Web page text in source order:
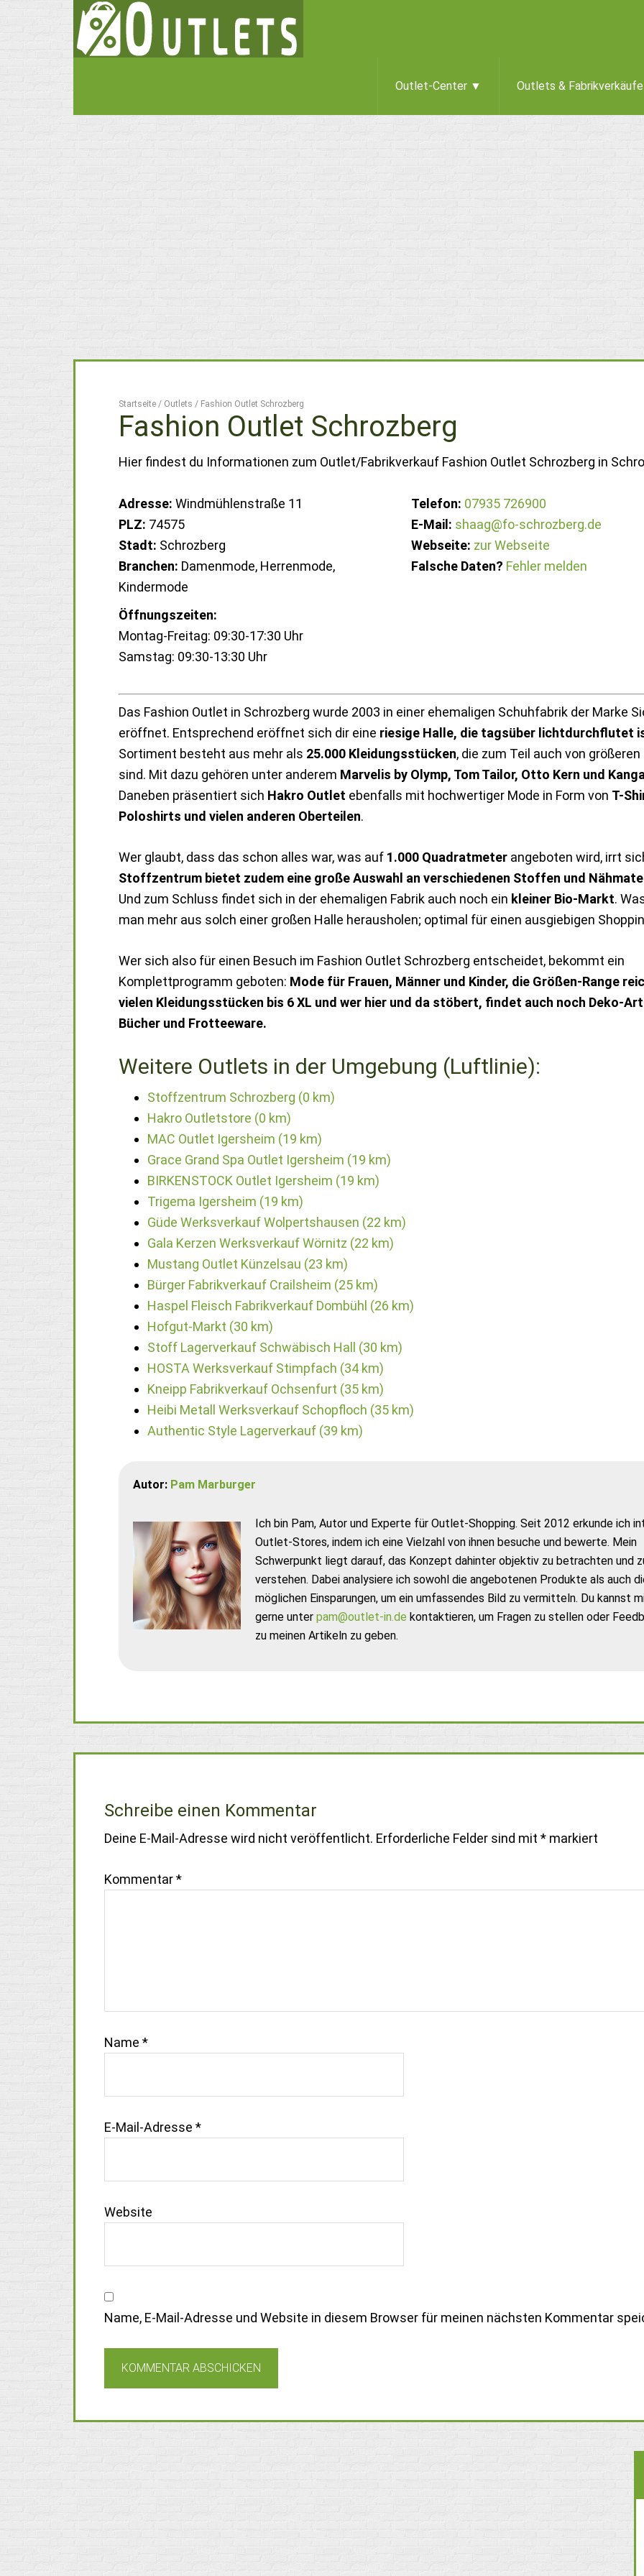
Outlet-Center ▼ Outlets &
Startseite / Outlets / Fashion Outlet Schrozberg
Fashion Outlet Schrozberg
Hier findest du Informationen zum Outlet/Fabrikverkauf Fashion Outlet Schrozberg in
Adresse: Windmühlenstraße 11
PLZ: 74575
Stadt: Schrozberg
Branchen: Damenmode, Herrenmode,
Kindermode
Telefon: 07935 726900
E-Mail: shaag@fo-schrozberg.de
Webseite: zur Webseite
Falsche Daten? Fehler melden
Öffnungszeiten:
Montag-Freitag: 09:30-17:30 Uhr
Samstag: 09:30-13:30 Uhr
Das Fashion Outlet in Schrozberg wurde 2003 in einer ehemaligen Schuhfabrik der Marke
eröffnet. Entsprechend eröffnet sich dir eine riesige Halle, die tagsüber lichtdurchflutet
Sortiment besteht aus mehr als 25.000 Kleidungsstücken, die zum Teil auch von
sind. Mit dazu gehören unter anderem Marvelis by Olymp, Tom Tailor, Otto Kern und
Daneben präsentiert sich Hakro Outlet ebenfalls mit hochwertiger Mode in Form von T-
Poloshirts und vielen anderen Oberteilen.
Wer glaubt, dass das schon alles war, was auf 1.000 Quadratmeter angeboten wird, irrt
Stoffzentrum bietet zudem eine große Auswahl an verschiedenen Stoffen und
Und zum Schluss findet sich in der ehemaligen Fabrik auch noch ein kleiner Bio-Markt.
man mehr aus solch einer großen Halle herausholen; optimal für einen ausgiebigen
Wer sich also für einen Besuch im Fashion Outlet Schrozberg entscheidet, bekommt ein
Komplettprogramm geboten: Mode für Frauen, Männer und Kinder, die Größen-Range
vielen Kleidungsstücken bis 6 XL und wer hier und da stöbert, findet auch noch Deko-
Bücher und Frotteeware.
Weitere Outlets in der Umgebung (Luftlinie):
Stoffzentrum Schrozberg (0 km)
Hakro Outletstore (0 km)
MAC Outlet Igersheim (19 km)
Grace Grand Spa Outlet Igersheim (19 km)
BIRKENSTOCK Outlet Igersheim (19 km)
Trigema Igersheim (19 km)
Güde Werksverkauf Wolpertshausen (22 km)
Gala Kerzen Werksverkauf Wörnitz (22 km)
Mustang Outlet Künzelsau (23 km)
Bürger Fabrikverkauf Crailsheim (25 km)
Haspel Fleisch Fabrikverkauf Dombühl (26 km)
Hofgut-Markt (30 km)
Stoff Lagerverkauf Schwäbisch Hall (30 km)
HOSTA Werksverkauf Stimpfach (34 km)
Kneipp Fabrikverkauf Ochsenfurt (35 km)
Heibi Metall Werksverkauf Schopfloch (35 km)
Authentic Style Lagerverkauf (39 km)
Autor: Pam Marburger
Ich bin Pam, Autor und Experte für Outlet-Shopping. Seit 2012 erkunde ich
Outlet-Stores, indem ich eine Vielzahl von ihnen besuche und bewerte. Mein
Schwerpunkt liegt darauf, das Konzept dahinter objektiv zu betrachten und
verstehen. Dabei analysiere ich sowohl die angebotenen Produkte als auch
möglichen Einsparungen, um ein umfassendes Bild zu vermitteln. Du kannst
gerne unter pam@outlet-in.de kontaktieren, um Fragen zu stellen oder
zu meinen Artikeln zu geben.
Schreibe einen Kommentar
Deine E-Mail-Adresse wird nicht veröffentlicht. Erforderliche Felder sind mit * markiert
Kommentar*
Name *
E-Mail-Adresse *
Website
Name, E-Mail-Adresse und Website in diesem Browser für meinen nächsten Kommentar